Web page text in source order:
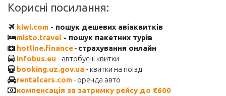
Корисні посилання:
kiwi.com - пошук дешевих авіаквитків
misto.travel - пошук пакетних турів
hotline.finance- страхування онлайн
infobus.eu - автобусні квитки
booking.uz.gov.ua - квитки на поїзд
rentalcars.com- оренда авто
компенсація за затримку рейсу до €600